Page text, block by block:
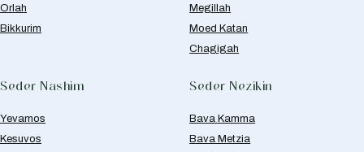
Orlah
Bikkurim
Megillah
Moed Katan
Chagigah
Seder Nashim
Yevamos
Kesuvos
Seder Nezikin
Bava Kamma
Bava Metzia